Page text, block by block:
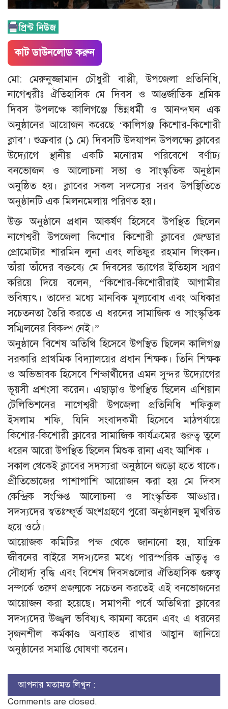
কাট ডাউনলোড করুন
মো: মেরুনুজ্জামান চৌধুরী বাপ্পী, উপজেলা প্রতিনিধি,
নাগেশ্বরীঃ ঐতিহাসিক মে দিবস ও আন্তর্জাতিক শ্রমিক
দিবস উপলক্ষে কালিগঞ্জে ভিন্নধর্মী ও আনন্দঘন এক
অনুষ্ঠানের আয়োজন করেছে ‘কালিগঞ্জ কিশোর-কিশোরী
ক্লাব’। শুক্রবার (১ মে) দিবসটি উদযাপন উপলক্ষ্যে ক্লাবের
উদ্যোগে স্থানীয় একটি মনোরম পরিবেশে বর্ণাঢ্য
বনভোজন ও আলোচনা সভা ও সাংস্কৃতিক অনুষ্ঠান
অনুষ্ঠিত হয়। ক্লাবের সকল সদস্যের সরব উপস্থিতিতে
অনুষ্ঠানটি এক মিলনমেলায় পরিণত হয়।
​উক্ত অনুষ্ঠানে প্রধান আকর্ষণ হিসেবে উপস্থিত ছিলেন
নাগেশ্বরী উপজেলা কিশোর কিশোরী ক্লাবের জেন্ডার
প্রোমোটার শারমিন লুনা এবং লতিফুর রহমান লিংকন।
তাঁরা তাঁদের বক্তব্যে মে দিবসের ত্যাগের ইতিহাস স্মরণ
করিয়ে দিয়ে বলেন, “কিশোর-কিশোরীরাই আগামীর
ভবিষ্যৎ। তাদের মধ্যে মানবিক মূল্যবোধ এবং অধিকার
সচেতনতা তৈরি করতে এ ধরনের সামাজিক ও সাংস্কৃতিক
সম্মিলনের বিকল্প নেই।”
​অনুষ্ঠানে বিশেষ অতিথি হিসেবে উপস্থিত ছিলেন কালিগঞ্জ
সরকারি প্রাথমিক বিদ্যালয়ের প্রধান শিক্ষক। তিনি শিক্ষক
ও অভিভাবক হিসেবে শিক্ষার্থীদের এমন সুন্দর উদ্যোগের
ভূয়সী প্রশংসা করেন। এছাড়াও উপস্থিত ছিলেন এশিয়ান
টেলিভিশনের নাগেশ্বরী উপজেলা প্রতিনিধি শফিকুল
ইসলাম শফি, যিনি সংবাদকর্মী হিসেবে মাঠপর্যায়ে
কিশোর-কিশোরী ক্লাবের সামাজিক কার্যক্রমের গুরুত্ব তুলে
ধরেন আরো উপস্থিত ছিলেন মিশুক রানা এবং আশিক ।
​সকাল থেকেই ক্লাবের সদস্যরা অনুষ্ঠানে জড়ো হতে থাকে।
প্রীতিভোজের পাশাপাশি আয়োজন করা হয় মে দিবস
কেন্দ্রিক সংক্ষিপ্ত আলোচনা ও সাংস্কৃতিক আড্ডার।
সদস্যদের স্বতঃস্ফূর্ত অংশগ্রহণে পুরো অনুষ্ঠানস্থল মুখরিত
হয়ে ওঠে।
​আয়োজক কমিটির পক্ষ থেকে জানানো হয়, যান্ত্রিক
জীবনের বাইরে সদস্যদের মধ্যে পারস্পরিক ভ্রাতৃত্ব ও
সৌহার্দ্য বৃদ্ধি এবং বিশেষ দিবসগুলোর ঐতিহাসিক গুরুত্ব
সম্পর্কে তরুণ প্রজন্মকে সচেতন করতেই এই বনভোজনের
আয়োজন করা হয়েছে। সমাপনী পর্বে অতিথিরা ক্লাবের
সদস্যদের উজ্জ্বল ভবিষ্যৎ কামনা করেন এবং এ ধরনের
সৃজনশীল কর্মকাণ্ড অব্যাহত রাখার আহ্বান জানিয়ে
অনুষ্ঠানের সমাপ্তি ঘোষণা করেন।
আপনার মতামত লিখুন :
Comments are closed.